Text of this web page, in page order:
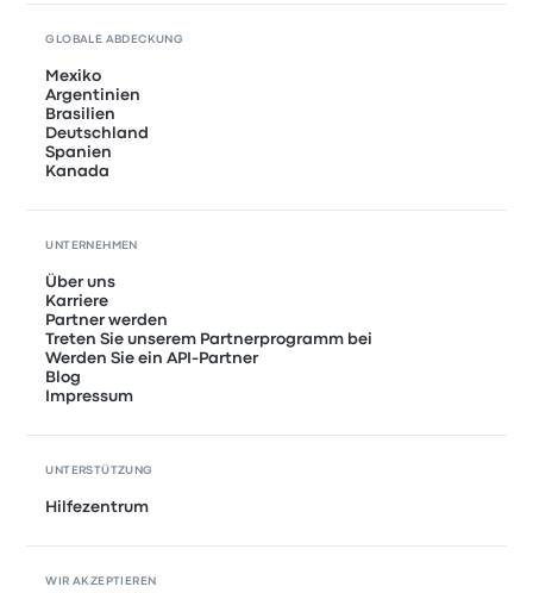
GLOBALE ABDECKUNG
Mexiko
Argentinien
Brasilien
Deutschland
Spanien
Kanada
UNTERNEHMEN
Über uns
Karriere
Partner werden
Treten Sie unserem Partnerprogramm bei
Werden Sie ein API-Partner
Blog
Impressum
UNTERSTÜTZUNG
Hilfezentrum
WIR AKZEPTIEREN